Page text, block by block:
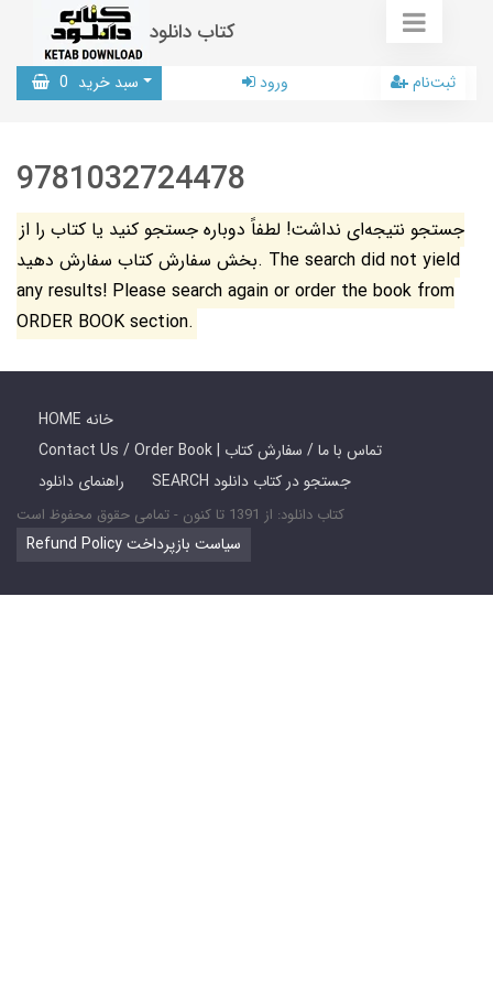
کتاب دانلود
سبد خرید 0 ورود ثبت‌نام
9781032724478
جستجو نتیجه‌ای نداشت! لطفاً دوباره جستجو کنید یا کتاب را از
بخش سفارش کتاب سفارش دهید. The search did not yield
any results! Please search again or order the book from
ORDER BOOK section.
HOME خانه
Contact Us / Order Book | تماس با ما / سفارش کتاب
راهنمای دانلود
SEARCH جستجو در کتاب دانلود
کتاب دانلود: از 1391 تا کنون - تمامی حقوق محفوظ است
Refund Policy سیاست بازپرداخت